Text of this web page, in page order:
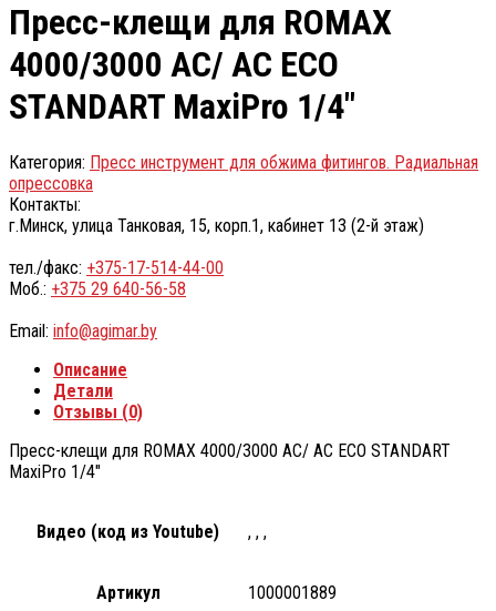
Пресс-клещи для ROMAX
4000/3000 АС/ AC ECO
STANDART MaxiPro 1/4″
Категория: Пресс инструмент для обжима фитингов. Радиальная
опрессовка
Контакты:
г.Минск, улица Танковая, 15, корп.1, кабинет 13 (2-й этаж)
тел./факс: +375-17-514-44-00
Моб.: +375 29 640-56-58
Email: info@agimar.by
Описание
Детали
Отзывы (0)
Пресс-клещи для ROMAX 4000/3000 АС/ AC ECO STANDART
MaxiPro 1/4″
Видео (код из Youtube) , , ,
Артикул 1000001889